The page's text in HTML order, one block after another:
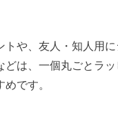
トや、友人・知人用
どは、一個丸ごとラ
です。